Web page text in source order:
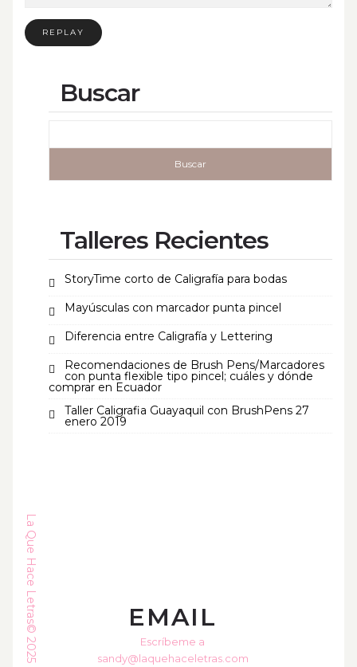
REPLAY
Buscar
Talleres Recientes
StoryTime corto de Caligrafía para bodas
Mayúsculas con marcador punta pincel
Diferencia entre Caligrafía y Lettering
Recomendaciones de Brush Pens/Marcadores
con punta flexible tipo pincel; cuáles y dónde
comprar en Ecuador
Taller Caligrafia Guayaquil con BrushPens 27
enero 2019
La Que Hace Letras© 2025 EMAIL
Escríbeme a
sandy@laquehaceletras.com